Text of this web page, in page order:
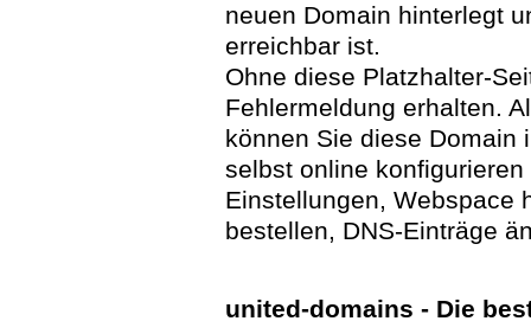
neuen Domain hinterlegt
erreichbar ist.
Ohne diese Platzhalter-
Fehlermeldung erhalten.
können Sie diese Domain
selbst online
Einstellungen, Webspace
bestellen, DNS-Einträge
united-domains - Die